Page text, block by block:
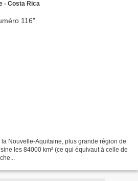
- Costa Rica
Nouvelle-Aquitaine, plus grande région de
les 84000 km² (ce qui équivaut à celle de